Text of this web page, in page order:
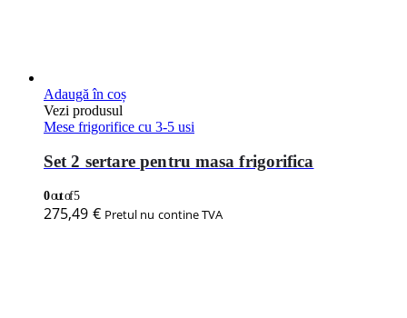
Adaugă în coș
Vezi produsul
Mese frigorifice cu 3-5 usi
Set 2 sertare pentru masa frigorifica
0out of 5
275,49 € Pretul nu contine TVA